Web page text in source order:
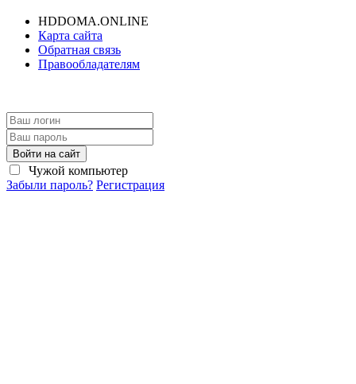
HDDOMA.ONLINE
Карта сайта
Обратная связь
Правообладателям
Войти на сайт
Чужой компьютер
Забыли пароль? Регистрация